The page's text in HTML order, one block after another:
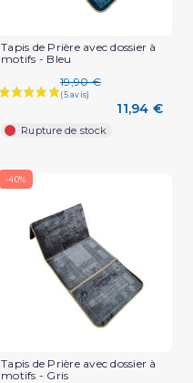
Tapis de Prière avec dossier à
motifs - Bleu
19,90 €
11,94 €
Rupture de stock
-40%
Tapis de Prière avec dossier à
motifs - Gris